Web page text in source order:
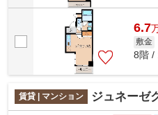
6.7
敷金
8階 /
賃貸 | マンション ジュネーゼ